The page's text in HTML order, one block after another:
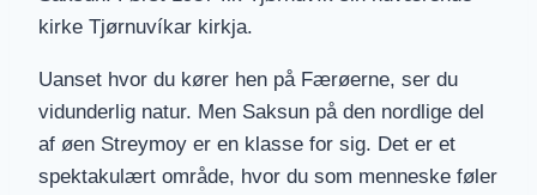
kirke Tjørnuvíkar kirkja.
Uanset hvor du kører hen på Færøerne, ser du
vidunderlig natur. Men Saksun på den nordlige del
af øen Streymoy er en klasse for sig. Det er et
spektakulært område, hvor du som menneske føler